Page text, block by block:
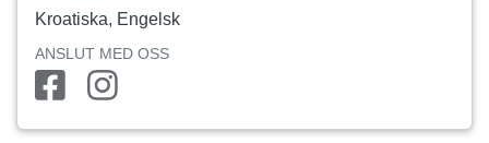
Kroatiska, Engelsk
ANSLUT MED OSS